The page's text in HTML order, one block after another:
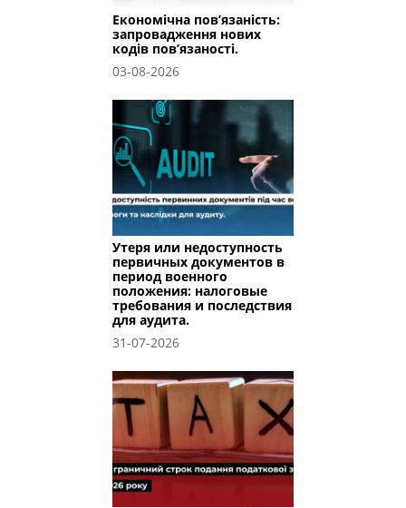
Економічна пов’язаність:
запровадження нових
кодів пов’язаності.
03-08-2026
Утеря или недоступность
первичных документов в
период военного
положения: налоговые
требования и последствия
для аудита.
31-07-2026